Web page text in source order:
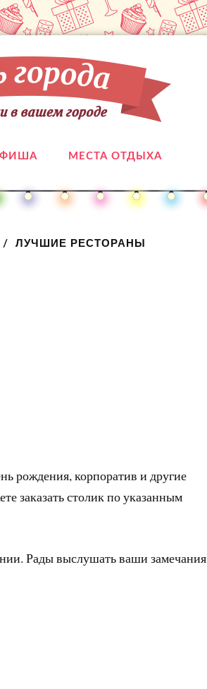
МЕСТА ОТДЫХА
ЛУЧШИЕ РЕСТОРАНЫ
рождения, корпоратив и другие
заказать столик по указанным
Рады выслушать ваши замечания